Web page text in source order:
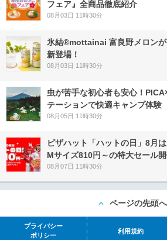
フェア』全商品徹底紹介
08月03日 11時30分
氷結®mottainai 富良野メロンが
新登場！
08月03日 11時30分
虫が苦手な初心者も安心！
テーションで快適キャンプ体験
08月05日 11時30分
ピザハット「ハットの日」8月
Mサイズ810円～の特大セール
08月07日 11時30分
ページの先頭へ
プライバシー
ポリシー
利用規約